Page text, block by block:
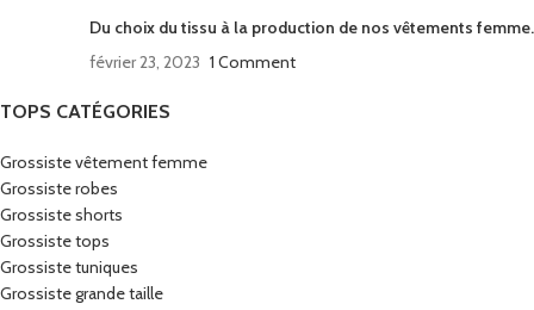
Du choix du tissu à la production de nos vêtements femme.
février 23, 2023 1 Comment
TOPS CATÉGORIES
Grossiste vêtement femme
Grossiste robes
Grossiste shorts
Grossiste tops
Grossiste tuniques
Grossiste grande taille